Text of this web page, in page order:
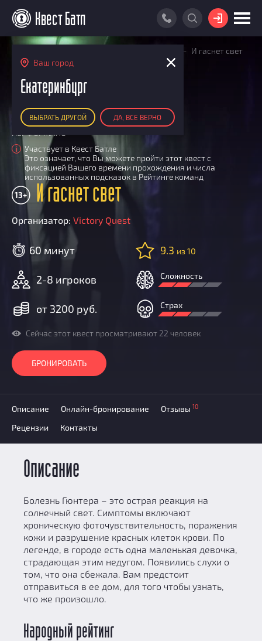
Ваш город
Екатеринбург
ВЫБРАТЬ ДРУГОЙ ДА, ВСЕ ВЕРНО
ВОЙТИ
КАРТА КВЕСТОВ
РЕЙТИНГ КОМАНД
Итоговый рейтинг
По количеству очков
По качеству игры
Список команд
ПОИСК КОМАНДЫ
КВЕСТ БАТЛ
О Квест Батле
Cashback
Как подсчитываются рейтинги
Новости
Добавить квест
КВЕСТ В ПОДАРОК
И гаснет свет
ПЕРФОРМАНС
i
Участвует в Квест Батле
Это означает, что Вы можете пройти этот квест с
фиксацией Вашего времени прохождения и числа
использованных подсказок в Рейтинге команд
И гаснет свет
13+
Организатор: Victory Quest
60 минут
2-8 игроков
от 3200 руб.
9.3 из 10
Сложность
Страх
Сейчас этот квест просматривают 22 человек
БРОНИРОВАТЬ
Описание Онлайн-бронирование Отзывы 10
Рецензии Контакты
Описание
Болезнь Гюнтера – это острая реакция на
солнечный свет. Симптомы включают
хроническую фоточувствительность, поражения
кожи и разрушение красных клеток крови. По
легенде, в городе есть одна маленькая девочка,
страдающая этим недугом. Появились слухи о
том, что она сбежала. Вам предстоит
отправиться в ее дом, для того чтобы узнать,
что же произошло.
Народный рейтинг